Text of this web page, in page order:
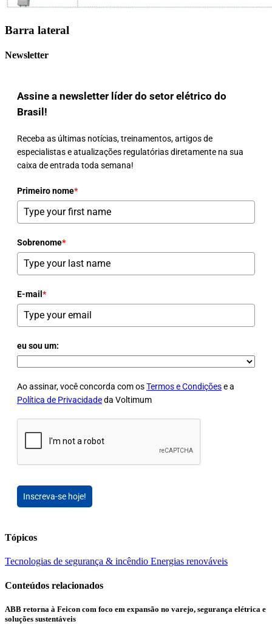
Barra lateral
Newsletter
Assine a newsletter líder do setor elétrico do
Brasil!
Receba as últimas notícias, treinamentos, artigos de
especialistas e atualizações regulatórias diretamente na sua
caixa de entrada toda semana!
Primeiro nome*
Sobrenome*
E-mail *
eu sou um:
Ao assinar, você concorda com osTermos e Condiçõese a
Política de Privacidadeda Voltimum
Inscreva-se hoje!
Tópicos
Tecnologias de segurança & incêndio Energias renováveis
Conteúdos relacionados
ABB retorna à Feicon com foco em expansão no varejo, segurança elétrica e
soluções sustentáveis